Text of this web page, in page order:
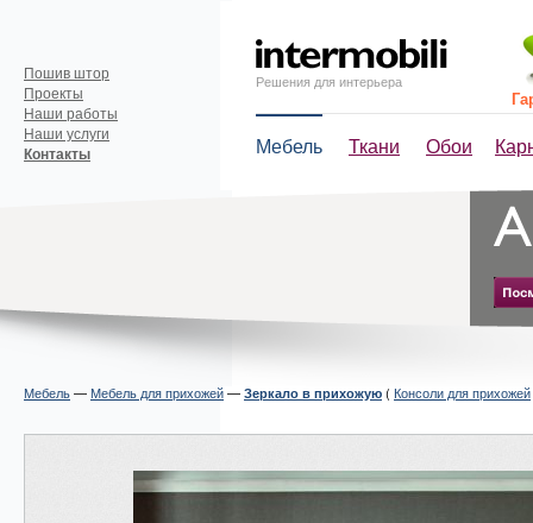
Решения для интерьера
Мебель Ткани Обои
Пошив штор
Проекты
Наши работы
Наши услуги
Контакты
Мебель— Мебель для прихожей— Зеркало в прихожую ( Консоли для прихожей